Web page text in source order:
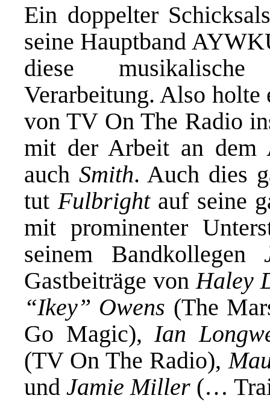
Ein doppelter
seine Hauptband
diese musikalische
Verarbeitung. Also holte
von TV On The Radio
mit der Arbeit an dem
auch Smith. Auch dies
tut Fulbrightauf seine
mit prominenter
seinem Bandkollegen
Gastbeiträge von Haley
“Ikey” Owens (The
Go Magic), Ian
(TV On The Radio),
und Jamie Miller (…